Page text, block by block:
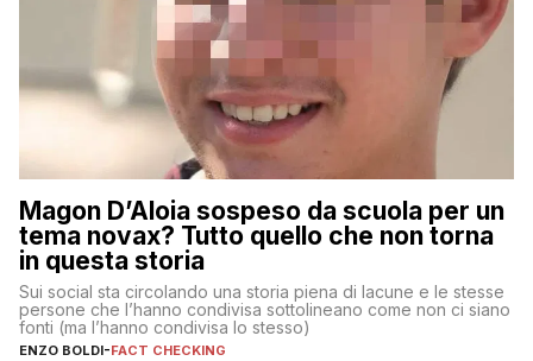
Magon D’Aloia sospeso da scuola per un
tema novax? Tutto quello che non torna
in questa storia
Sui social sta circolando una storia piena di lacune e le stesse
persone che l’hanno condivisa sottolineano come non ci siano
fonti (ma l’hanno condivisa lo stesso)
ENZO BOLDI-FACT CHECKING